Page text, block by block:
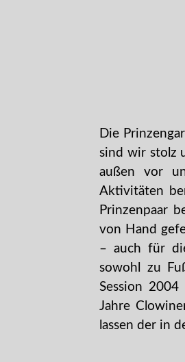
Die
sind wir stolz
außen vor
Aktivitäten
Prinzenpaar
von Hand
– auch für
sowohl zu
Session
Jahre
lassen der in